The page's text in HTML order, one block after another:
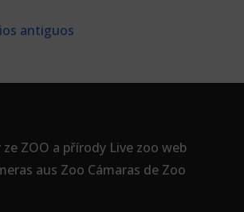
antiguos
ZOO a přírody Live zoo web
aus Zoo Cámaras de Zoo